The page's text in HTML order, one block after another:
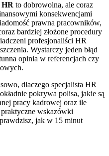
HR to dobrowolna, ale coraz
konsekwencjami
prawna pracowników,
bardziej złożone procedury
profesjonaliści HR
Wystarczy jeden błąd
opinia w referencjach czy
dlaczego specjalista HR
pokrywa polisa, jakie są
pracy kadrowej oraz ile
praktyczne wskazówki
jak w 15 minut